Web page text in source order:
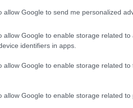
allow Google to send me personalized
allow Google to enable storage related to
identifiers in apps.
allow Google to enable storage related
allow Google to enable storage related to